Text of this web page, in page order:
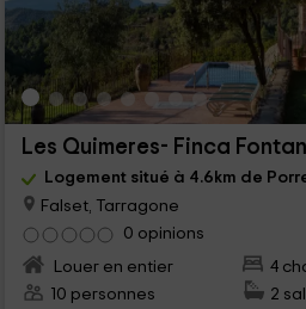
Les Quimeres- Finca
Logement situé à 4.6km de
Falset, Tarragone
0 opinions
Louer en entier
4
10 personnes
2